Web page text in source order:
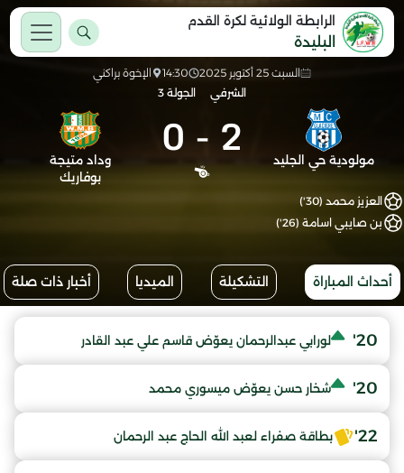
الرابطة الولائية لكرة القدم
البليدة
السبت 25 أكتوبر 2025 14:30
الإخوة براكني
الشرفي
الجولة 3
مولودية حي الجليد 2
-
0
وداد متيجة
بوفاريك
العزيز محمد (30')
بن صايبي اسامة (26')
أحداث المباراة التشكيلة الميديا أخبار ذات صلة
20' لورابي عبدالرحمان يعوّض قاسم علي عبد القادر
20' شخار حسن يعوّض ميسوري محمد
22' بطاقة صفراء لعبد الله الحاج عبد الرحمان